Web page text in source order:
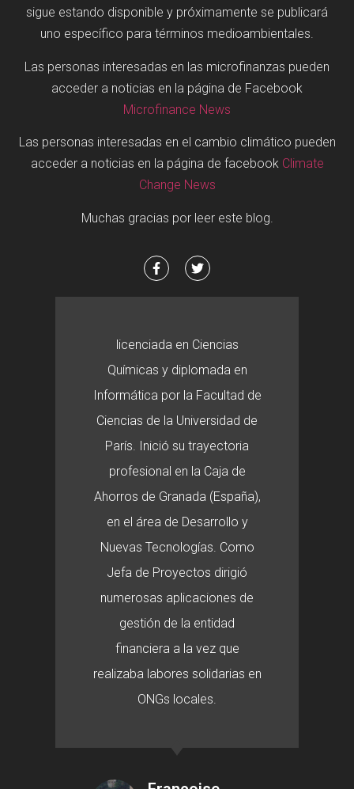
sigue estando disponible y próximamente se publicará
uno específico para términos medioambientales.
Las personas interesadas en las microfinanzas pueden
acceder a noticias en la página de Facebook
Microfinance News
Las personas interesadas en el cambio climático pueden
acceder a noticias en la página de facebook Climate
Change News
Muchas gracias por leer este blog.
licenciada en Ciencias
Químicas y diplomada en
Informática por la Facultad de
Ciencias de la Universidad de
París. Inició su trayectoria
profesional en la Caja de
Ahorros de Granada (España),
en el área de Desarrollo y
Nuevas Tecnologías. Como
Jefa de Proyectos dirigió
numerosas aplicaciones de
gestión de la entidad
financiera a la vez que
realizaba labores solidarias en
ONGs locales.